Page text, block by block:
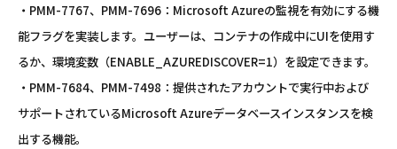
・PMM-7767、PMM-7696：Microsoft Azureの監視を有効にする機
能フラグを実装します。ユーザーは、コンテナの作成中にUIを使用す
るか、環境変数（ENABLE_AZUREDISCOVER=1）を設定できます。
・PMM-7684、PMM-7498：提供されたアカウントで実行中および
サポートされているMicrosoft Azureデータベースインスタンスを検
出する機能。